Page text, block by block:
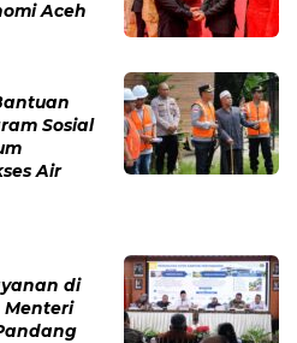
Aceh
Sosial
Air
di
Menteri